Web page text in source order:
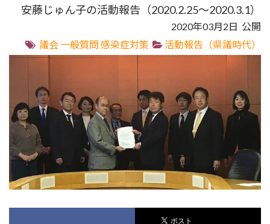
安藤じゅん子の活動報告（2020.2.25～2020.3.1）
2020年03月2日 公開
議会 一般質問 感染症対策 活動報告（県議時代）